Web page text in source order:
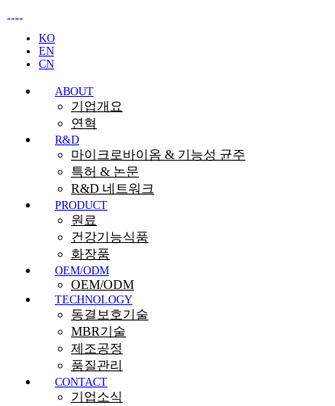
KO
EN
CN
ABOUT
기업개요
연혁
R&D
마이크로바이옴 & 기능성 균주
특허 & 논문
R&D 네트워크
PRODUCT
원료
건강기능식품
화장품
OEM/ODM
OEM/ODM
TECHNOLOGY
동결보호기술
MBR기술
제조공정
품질관리
CONTACT
기업소식